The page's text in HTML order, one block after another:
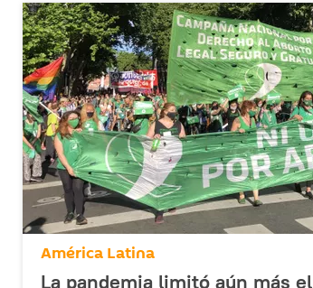
América Latina
La pandemia limitó aún más